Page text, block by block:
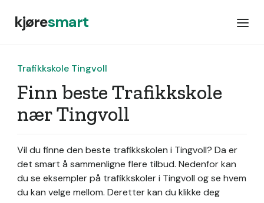
kjøresmart
Trafikkskole Tingvoll
Finn beste Trafikkskole
nær Tingvoll
Vil du finne den beste trafikkskolen i Tingvoll? Da er
det smart å sammenligne flere tilbud. Nedenfor kan
du se eksempler på trafikkskoler i Tingvoll og se hvem
du kan velge mellom. Deretter kan du klikke deg